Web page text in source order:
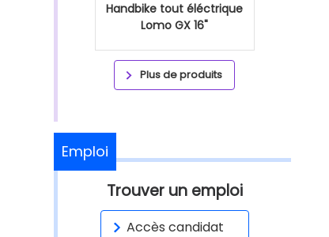
Handbike tout éléctrique
Lomo GX 16"
Plus de produits
Emploi
Trouver un emploi
Accès candidat